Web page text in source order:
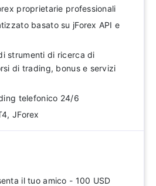
proprietarie professionali
basato su jForex API e
strumenti di ricerca di
di trading, bonus e servizi
telefonico 24/6
JForex
il tuo amico - 100 USD